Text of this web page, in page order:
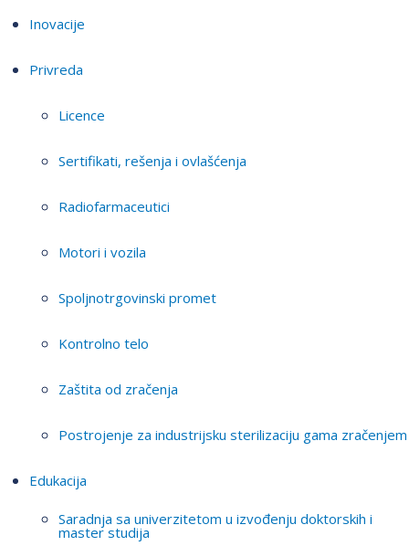
Inovacije
Privreda
Licence
Sertifikati, rešenja i ovlašćenja
Radiofarmaceutici
Motori i vozila
Spoljnotrgovinski promet
Kontrolno telo
Zaštita od zračenja
Postrojenje za industrijsku sterilizaciju gama zračenjem
Edukacija
Saradnja sa univerzitetom u izvođenju doktorskih i
master studija